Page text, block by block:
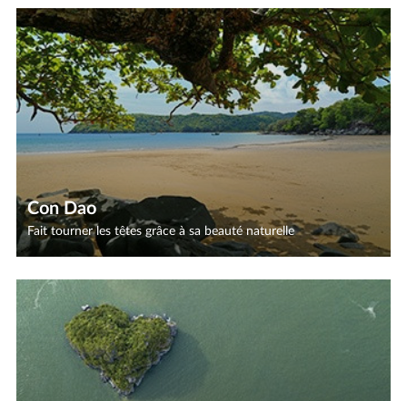
Con Dao
Fait tourner les têtes grâce à sa beauté naturelle